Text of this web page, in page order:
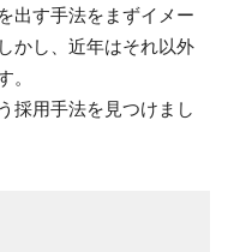
出す手法をまずイメー
かし、近年はそれ以外
採用手法を見つけまし